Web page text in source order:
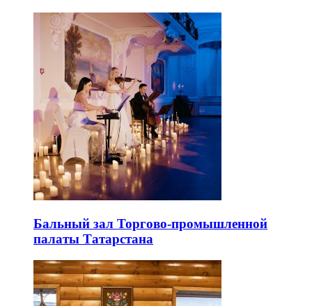
Бальный зал Торгово-промышленной
палаты Татарстана